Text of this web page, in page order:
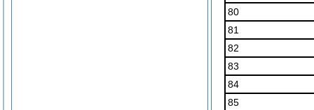
80
81
82
83
84
85